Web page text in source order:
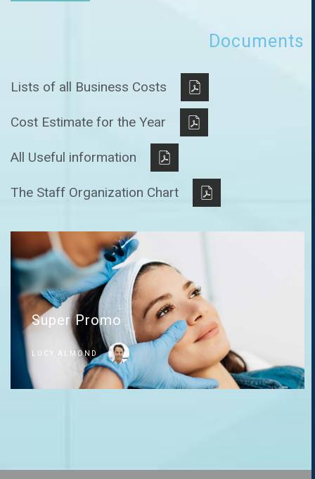
Documents
Lists of all Business Costs
Cost Estimate for the Year
All Useful information
The Staff Organization Chart
Super Promo
LUCY ALMOND